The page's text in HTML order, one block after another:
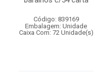
Código: 839169
Embalagem: Unidade
Caixa Com: 72 Unidade(s)